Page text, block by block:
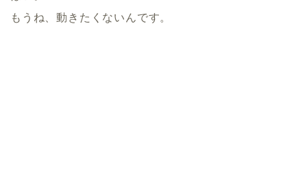
もうね、動きたくないんです。